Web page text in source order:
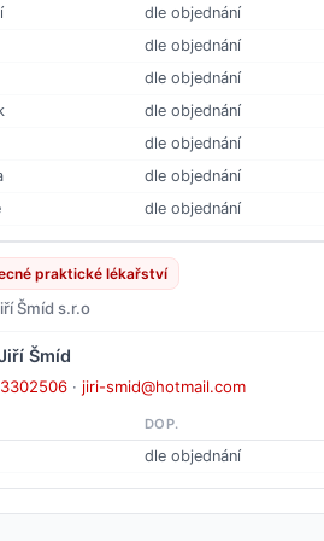
dle objednání
dle objednání
dle objednání
dle objednání
dle objednání
dle objednání
dle objednání
praktické lékařství
Šmíd s.r.o
Šmíd
· jiri-smid@hotmail.com
DOP.
dle objednání